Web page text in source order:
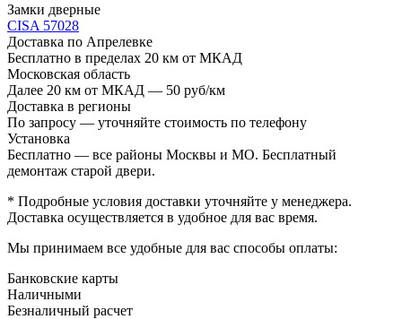
Замки дверные
CISA 57028
Доставка по Апрелевке
Бесплатно в пределах 20 км от МКАД
Московская область
Далее 20 км от МКАД — 50 руб/км
Доставка в регионы
По запросу — уточняйте стоимость по телефону
Установка
Бесплатно — все районы Москвы и МО. Бесплатный
демонтаж старой двери.
* Подробные условия доставки уточняйте у менеджера.
Доставка осуществляется в удобное для вас время.
Мы принимаем все удобные для вас способы оплаты:
Банковские карты
Наличными
Безналичный расчет